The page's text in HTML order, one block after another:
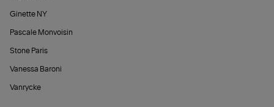
Ginette NY
Pascale Monvoisin
Stone Paris
Vanessa Baroni
Vanrycke